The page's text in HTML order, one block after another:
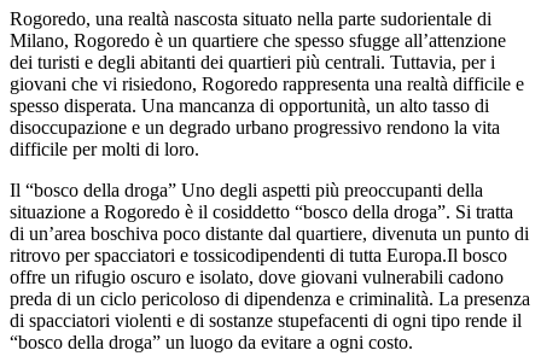
Rogoredo, una realtà nascosta situato nella parte sudorientale di
Milano, Rogoredo è un quartiere che spesso sfugge all’attenzione
dei turisti e degli abitanti dei quartieri più centrali. Tuttavia, per i
giovani che vi risiedono, Rogoredo rappresenta una realtà difficile e
spesso disperata. Una mancanza di opportunità, un alto tasso di
disoccupazione e un degrado urbano progressivo rendono la vita
difficile per molti di loro.
Il “bosco della droga” Uno degli aspetti più preoccupanti della
situazione a Rogoredo è il cosiddetto “bosco della droga”. Si tratta
di un’area boschiva poco distante dal quartiere, divenuta un punto di
ritrovo per spacciatori e tossicodipendenti di tutta Europa.Il bosco
offre un rifugio oscuro e isolato, dove giovani vulnerabili cadono
preda di un ciclo pericoloso di dipendenza e criminalità. La presenza
di spacciatori violenti e di sostanze stupefacenti di ogni tipo rende il
“bosco della droga” un luogo da evitare a ogni costo.